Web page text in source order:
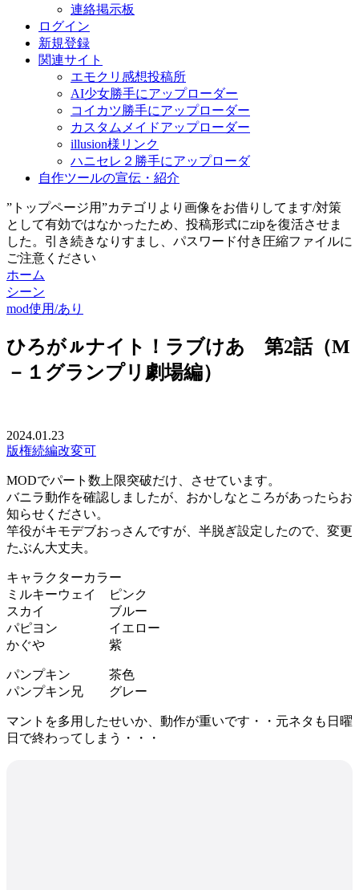
連絡掲示板
ログイン
新規登録
関連サイト
エモクリ感想投稿所
AI少女勝手にアップローダー
コイカツ勝手にアップローダー
カスタムメイドアップローダー
illusion様リンク
ハニセレ２勝手にアップローダ
自作ツールの宣伝・紹介
”トップページ用”カテゴリより画像をお借りしてます/対策
として有効ではなかったため、投稿形式にzipを復活させま
した。引き続きなりすまし、パスワード付き圧縮ファイルに
ご注意ください
ホーム
シーン
mod使用/あり
ひろがㇽナイト！ラブけあ 第2話（M
－１グランプリ劇場編）
2024.01.23
版権続編改変可
MODでパート数上限突破だけ、させています。
バニラ動作を確認しましたが、おかしなところがあったらお
知らせください。
竿役がキモデブおっさんですが、半脱ぎ設定したので、変更
たぶん大丈夫。
キャラクターカラー
ミルキーウェイ ピンク
スカイ ブルー
パピヨン イエロー
かぐや 紫
パンプキン 茶色
パンプキン兄 グレー
マントを多用したせいか、動作が重いです・・元ネタも日曜
日で終わってしまう・・・